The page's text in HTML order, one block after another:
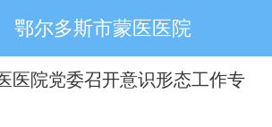
鄂尔多斯市蒙医医院
医院党委召开意识形态工作专